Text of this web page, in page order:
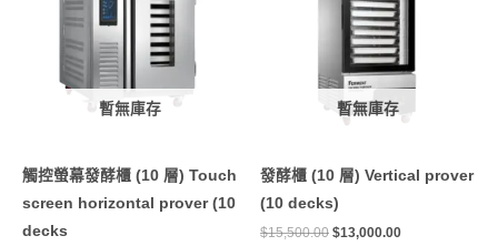
暫無庫存
觸控螢幕發酵櫃 (10 層) Touch
screen horizontal prover (10
decks
暫無庫存
發酵櫃 (10 層) Vertical prover
(10 decks)
$15,500.00
$15,500.00。
$13,000.00